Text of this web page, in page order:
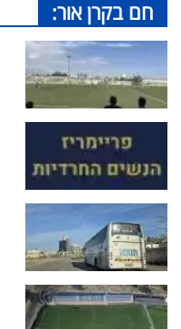
חם בקרן אור: